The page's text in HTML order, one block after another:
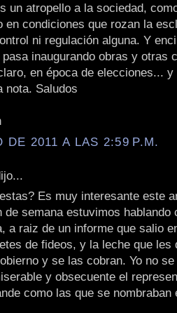
un atropello a la sociedad,
en condiciones que rozan la
ni regulación alguna. Y
inaugurando obras y otras
en época de elecciones...
nota. Saludos
DE 2011 A LAS 2:59 P.M.
Es muy interesante este
de semana estuvimos hablando
a raiz de un informe que salio
de fideos, y la leche que les
y se las cobran. Yo no
y obsecuente el
como las que se nombraban